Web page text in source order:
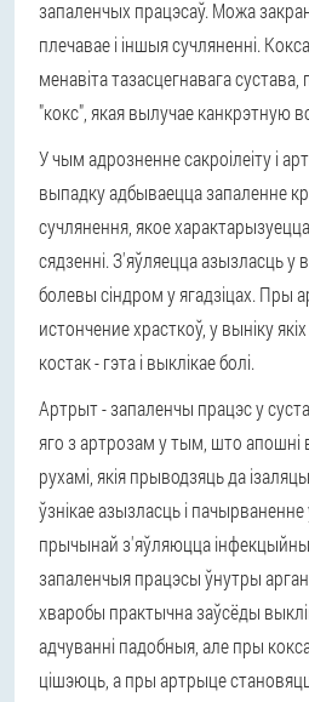
запаленчых працэсаў. Можа
плечавае і іншыя сучляненні.
менавіта тазасцегнавага
"кокс", якая вылучае канкрэтную
У чым адрозненне сакроілеіту і
выпадку адбываецца запаленне
сучлянення, якое
сядзенні. З'яўляецца азызласць у
болевы сіндром у ягадзіцах. Пры
истончение храсткоў, у выніку
костак - гэта і выклікае болі.
Артрыт - запаленчы працэс у
яго з артрозам у тым, што апошні
рухамі, якія прыводзяць да
ўзнікае азызласць і пачырваненне
прычынай з'яўляюцца
запаленчыя працэсы ўнутры
хваробы практычна заўсёды
адчуванні падобныя, але пры
цішэюць, а пры артрыце